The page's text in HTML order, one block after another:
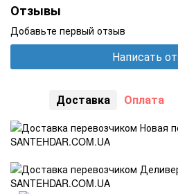
Отзывы
Добавьте первый отзыв
Написать
Доставка Оплата